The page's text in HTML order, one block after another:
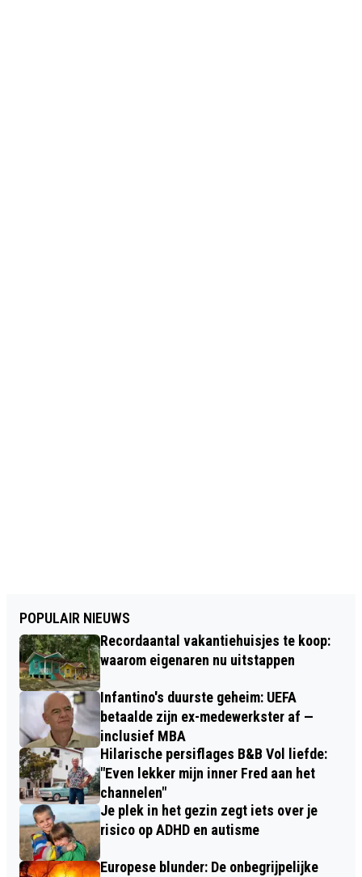
POPULAIR NIEUWS
Recordaantal vakantiehuisjes te koop:
waarom eigenaren nu uitstappen
Infantino's duurste geheim: UEFA
betaalde zijn ex-medewerkster af —
inclusief MBA
Hilarische persiflages B&B Vol liefde:
"Even lekker mijn inner Fred aan het
channelen"
Je plek in het gezin zegt iets over je
risico op ADHD en autisme
Europese blunder: De onbegrijpelijke